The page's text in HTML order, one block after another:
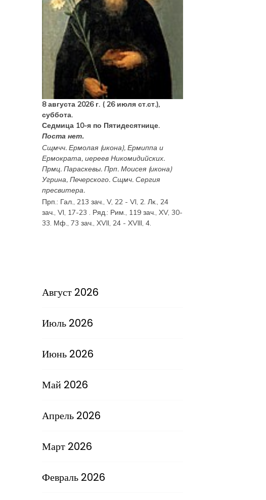
8 августа 2026 г. ( 26 июля ст.ст.),
суббота.
Седмица 10-я по Пятидесятнице.
Поста нет.
Сщмчч.Ермолая (икона),Ермиппа и
Ермократа, иереев Никомидийских.
Прмц.Параскевы. Прп.Моисея (икона)
Угрина, Печерского. Сщмч.Сергия
пресвитера.
Прп.: Гал., 213 зач., V, 22 - VI, 2. Лк., 24
зач., VI, 17-23
. Ряд.: Рим., 119 зач., XV, 30-
33. Мф., 73 зач., XVII, 24 - XVIII, 4.
Август 2026
Июль 2026
Июнь 2026
Май 2026
Апрель 2026
Март 2026
Февраль 2026